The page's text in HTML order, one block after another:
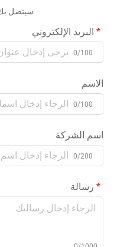
سيتصل بك
البريد الإلكتروني
0/100
الاسم
0/100
اسم الشركة
0/200
رسالة